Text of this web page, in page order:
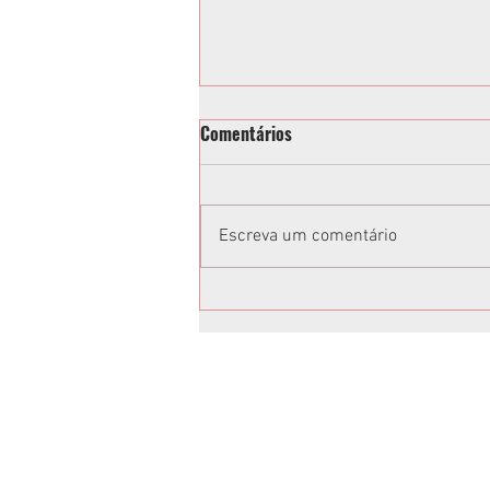
Vereadora acusa Tathiana
Comentários
Escreva um comentário